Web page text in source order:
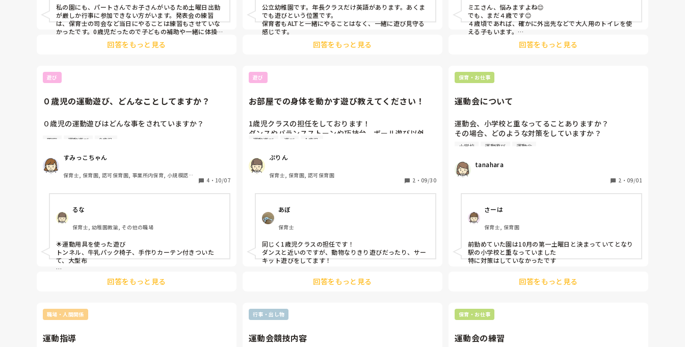
私の園にも、パートさんでお子さんがいるため土曜日出勤
が厳しか行事に参加できない方がいます。発表会の練習
は、保育士の司会など当日にやることは練習もさせていな
かったです。0歳児だったので子どもの補助や一緒に体操
などは、行っていました。できるところは参加して手伝っ
てもらっていました！ 回答をもっと見る
公立幼稚園です。年長クラスだけ英語があります。あくま
でも遊びという位置です。
保育者もALTと一緒にやることはなく、一緒に遊び見守る
感じです。
回答をもっと見る
業所内保育, 託児所, 児童発達支援施設, 小規模認可保育園
ミエさん、悩みますよね😌
でも、まだ４歳です😊
４歳頃であれば、確かに外出先などで大人用のトイレを使
える子もいます。
ですが、自分の身体よりも大きいトイレに不安を感じるこ
とは、決しておかしなことではないですし、実際にそうい
大人用のトイレに慣れるコツは、外出先でいろいろなトイ
レを無理なく経験していくことが効果的です。
するところを見せつつ、まずはその雰囲気になれること、
そして、やってみようかなと思うときが必ず来るので、そ
際、折りたたみ用の補助便座を使うこと（お子さんのお気
に入りの色やキャラクターが付いていると効果的です😊）
などはオススメの方法です。
ないことは多々有りました😂でも、そのおかげで、そうい
ったことに悩む親の気持ちや子どもの気持ちを深く理解す
ることができました。
外出先でのトイレ問題は大変ですし、まだできないの？💦
と不安になることも多いですが、できるだけさりげなく、
し、凪の心で気長に付き合ってみるのも１つかもしれませ
ん🤗
回答をもっと見る
遊び
０歳児の運動遊び、どんなことしてますか？
０歳児の運動遊びはどんな事をされていますか？
歩行の子ども達の運動遊びはどのような工夫をされてい
ますか？
運動遊具を使った遊びや、運動遊具がない場合も教えて
いただけると嬉しいです♪
ありますか？
園庭 運動遊び 0歳児
すみっこちゃん
保育士, 保育園, 認可保育園, 事業所内保育, 小規模認可
4 ・ 10/07
るな
保育士, 幼稚園教諭, その他の職場
🌟運動用具を使った遊び
トンネル、牛乳パック椅子、手作りカーテン付きついた
て、大型布
を使ってサーキット遊び、陰から顔を出して遊ぶ、布に乗
•音楽に合わせて身体を動かす
•いないいないばー
•オーガンジー布を使って、指先を使用する遊び
•抱っこでゆらゆら遊び
回答をもっと見る
遊び
お部屋での身体を動かす遊び教えてください！
1歳児クラスの担任をしております！
ダンスやバランスストーンや巧技台、ボール遊び以外
ていただきたいです！
運動会の練習が始まりホールを使えない日が増えました
が、外もまだ暑くお散歩に行けない日もあるので、お部
屋で体を動かせたらなと思ってます！
運動遊び 遊び 1歳児
ぷりん
保育士, 保育園, 認可保育園
2 ・ 09/30
あぼ
保育士
同じく1歳児クラスの担任です！
ダンスと近いのですが、動物なりきり遊びだったり、サー
キット遊びをしてます！
回答をもっと見る
保育・お仕事
運動会について
運動会、小学校と重なってることありますか？
その場合、どのような対策をしていますか？
一応ずらすようにしていますが、園バスも走っているた
す。
小学校 運動遊び 運動会
tanahara
2 ・ 09/01
さーは
保育士, 保育園
前勤めていた園は10月の第一土曜日と決まっていてとなり
駅の小学校と重なっていました
特に対策はしていなかったです
回答をもっと見る
職場・人間関係
運動指導
行事・出し物
運動会競技内容
保育・お仕事
運動会の練習